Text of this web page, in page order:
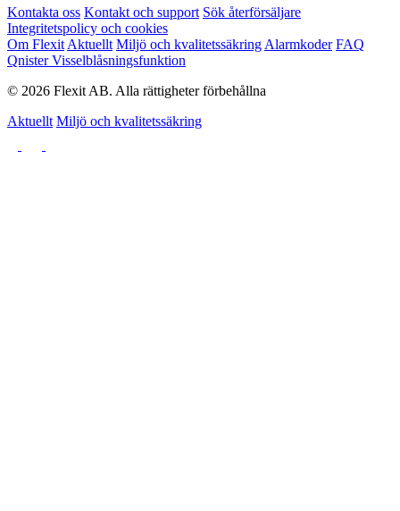
Kontakta oss Kontakt och support Sök återförsäljare
Integritetspolicy och cookies
Om Flexit Aktuellt Miljö och kvalitetssäkring Alarmkoder FAQ
Qnister Visselblåsningsfunktion
© 2026 Flexit AB. Alla rättigheter förbehållna
Aktuellt Miljö och kvalitetssäkring